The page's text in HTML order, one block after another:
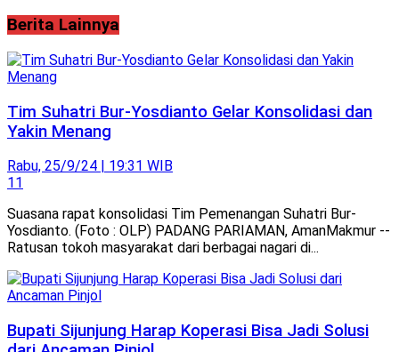
Berita Lainnya
Tim Suhatri Bur-Yosdianto Gelar Konsolidasi dan
Yakin Menang
Rabu, 25/9/24 | 19:31 WIB
11
Suasana rapat konsolidasi Tim Pemenangan Suhatri Bur-
Yosdianto. (Foto : OLP) PADANG PARIAMAN, AmanMakmur --
Ratusan tokoh masyarakat dari berbagai nagari di...
Bupati Sijunjung Harap Koperasi Bisa Jadi Solusi